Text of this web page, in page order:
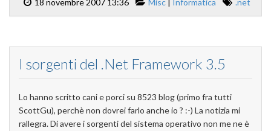
18 novembre 2007 13:36 Misc | Informatica .net
I sorgenti del .Net Framework 3.5
Lo hanno scritto cani e porci su 8523 blog (primo fra tutti
ScottGu), perchè non dovrei farlo anche io ? :-) La notizia mi
rallegra. Di avere i sorgenti del sistema operativo non me ne è